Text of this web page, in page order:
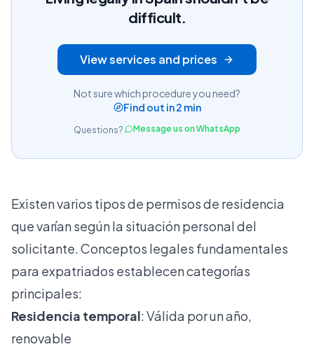
difficult.
View services and prices
Not sure which procedure you need?
Find out in 2 min
Questions? Message us on WhatsApp
Existen varios tipos de permisos de residencia
que varían según la situación personal del
solicitante.Conceptos legales fundamentales
para expatriados establecen categorías
principales:
Residencia temporal: Válida por un año,
renovable